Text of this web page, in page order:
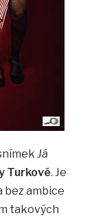
Já
Turkové. Je
bez ambice
takových